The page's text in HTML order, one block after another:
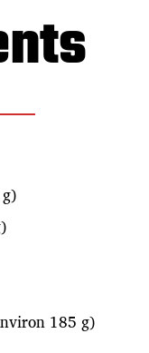
185 g)